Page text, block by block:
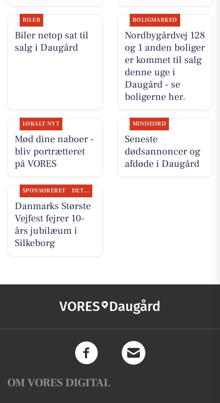
BILER
Biler netop sat til
salg i Daugård
BOLIGMARKED
Nordbygårdvej 128
og 1 anden boliger
er kommet til salg
denne uge i
Daugård - se
boligerne her.
LOKALT NYT
Mød dine naboer -
bliv portrætteret
på VORES
MINDEORD
Seneste
dødsannoncer og
afdøde i Daugård
SPONSORERET DET SKER
Danmarks Største
Vejfest fejrer 10-
års jubilæum i
Silkeborg
VORES Daugård
OM VORES DIGITAL